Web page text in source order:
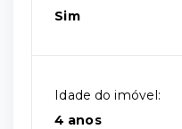
Sim
Idade do imóvel:
4 anos